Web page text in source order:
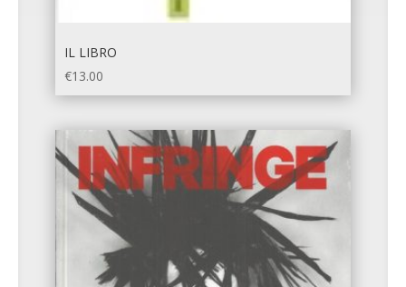
IL LIBRO
€13.00